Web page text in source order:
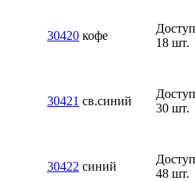
30420 кофе
18 шт.
30421 св.синий
30 шт.
30422 синий
48 шт.